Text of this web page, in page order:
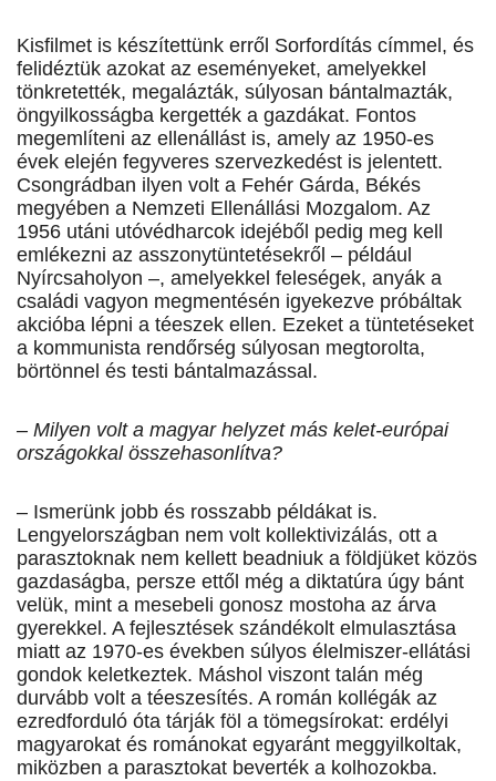
Kisfilmet is készítettünk erről Sorfordítás címmel, és
felidéztük azokat az eseményeket, amelyekkel
tönkretették, megalázták, súlyosan bántalmazták,
öngyilkosságba kergették a gazdákat. Fontos
megemlíteni az ellenállást is, amely az 1950-es
évek elején fegyveres szervezkedést is jelentett.
Csongrádban ilyen volt a Fehér Gárda, Békés
megyében a Nemzeti Ellenállási Mozgalom. Az
1956 utáni utóvédharcok idejéből pedig meg kell
emlékezni az asszonytüntetésekről – például
Nyírcsaholyon –, amelyekkel feleségek, anyák a
családi vagyon megmentésén igyekezve próbáltak
akcióba lépni a téeszek ellen. Ezeket a tüntetéseket
a kommunista rendőrség súlyosan megtorolta,
börtönnel és testi bántalmazással.
– Milyen volt a magyar helyzet más kelet-európai
országokkal összehasonlítva?
– Ismerünk jobb és rosszabb példákat is.
Lengyelországban nem volt kollektivizálás, ott a
parasztoknak nem kellett beadniuk a földjüket közös
gazdaságba, persze ettől még a diktatúra úgy bánt
velük, mint a mesebeli gonosz mostoha az árva
gyerekkel. A fejlesztések szándékolt elmulasztása
miatt az 1970-es években súlyos élelmiszer-ellátási
gondok keletkeztek. Máshol viszont talán még
durvább volt a téeszesítés. A román kollégák az
ezredforduló óta tárják föl a tömegsírokat: erdélyi
magyarokat és románokat egyaránt meggyilkoltak,
miközben a parasztokat beverték a kolhozokba.